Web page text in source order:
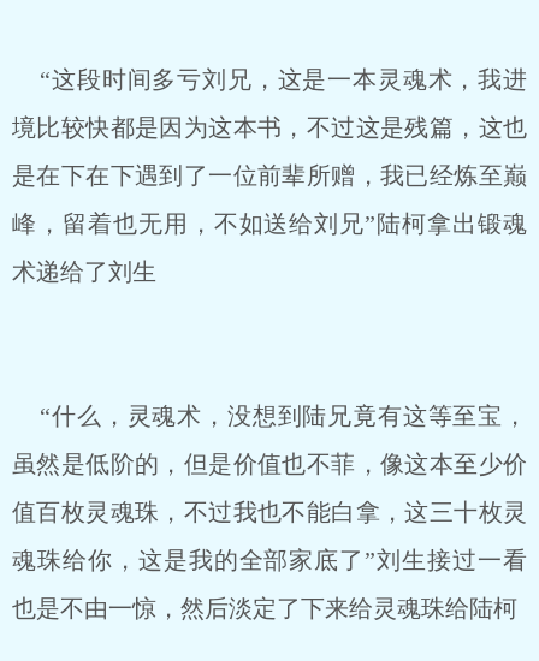
“这段时间多亏刘兄，这是一本灵魂术，我进
境比较快都是因为这本书，不过这是残篇，这也
是在下在下遇到了一位前辈所赠，我已经炼至巅
峰，留着也无用，不如送给刘兄”陆柯拿出锻魂
术递给了刘生
“什么，灵魂术，没想到陆兄竟有这等至宝，
虽然是低阶的，但是价值也不菲，像这本至少价
值百枚灵魂珠，不过我也不能白拿，这三十枚灵
魂珠给你，这是我的全部家底了”刘生接过一看
也是不由一惊，然后淡定了下来给灵魂珠给陆柯